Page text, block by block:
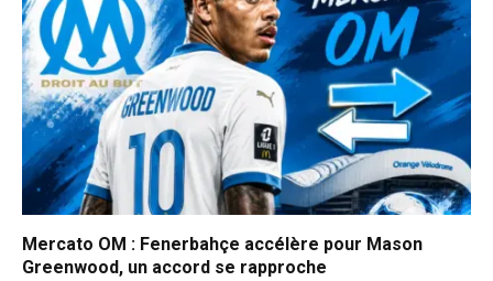
Mercato OM : Fenerbahçe accélère pour Mason
Greenwood, un accord se rapproche